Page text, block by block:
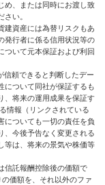
め、または同時にお渡し致
い。
建資産には為替リスクもあ
発行者に係る信用状況等の
ついて元本保証および利回
信頼できると判断したデー
について同社が保証するも
、将来の運用成果を保証す
情報（リンクされている
についても一切の責任を負
、今後予告なく変更される
等は、将来の景気や株価等
信託報酬控除後の価額で
価額を、それ以外のファ